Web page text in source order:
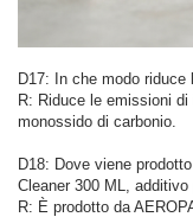
D17: In che modo
R: Riduce le emissioni
monossido di carbonio.
D18: Dove viene
Cleaner 300 ML,
R: È prodotto da